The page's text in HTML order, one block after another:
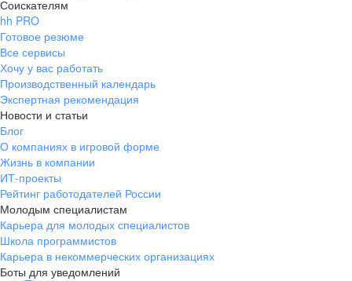
Соискателям
hh PRO
Готовое резюме
Все сервисы
Хочу у вас работать
Производственный календарь
Экспертная рекомендация
Новости и статьи
Блог
О компаниях в игровой форме
Жизнь в компании
ИТ-проекты
Рейтинг работодателей России
Молодым специалистам
Карьера для молодых специалистов
Школа программистов
Карьера в некоммерческих организациях
Боты для уведомлений